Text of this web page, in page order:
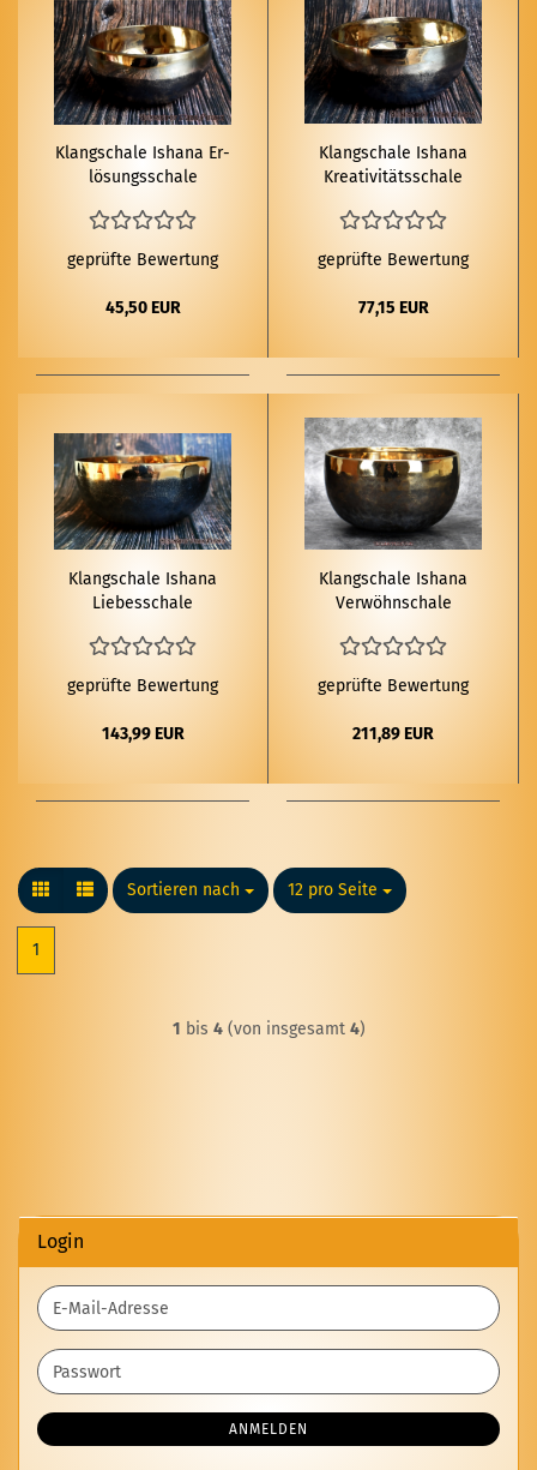
Klang­scha­le Isha­na Er­
lö­sungs­scha­le
geprüfte Bewertung
45,50 EUR
Klang­scha­le Isha­na
Krea­ti­vi­täts­scha­le
geprüfte Bewertung
77,15 EUR
Klang­scha­le Isha­na
Lie­bes­scha­le
geprüfte Bewertung
143,99 EUR
Klang­scha­le Isha­na
Ver­wöhn­scha­le
geprüfte Bewertung
211,89 EUR
Sortieren nach
Sortieren nach 12 pro Seite
pro Seite
1
1 bis 4(von insgesamt 4)
Login
E-
Mail-
Adresse
Passwort
ANMELDEN